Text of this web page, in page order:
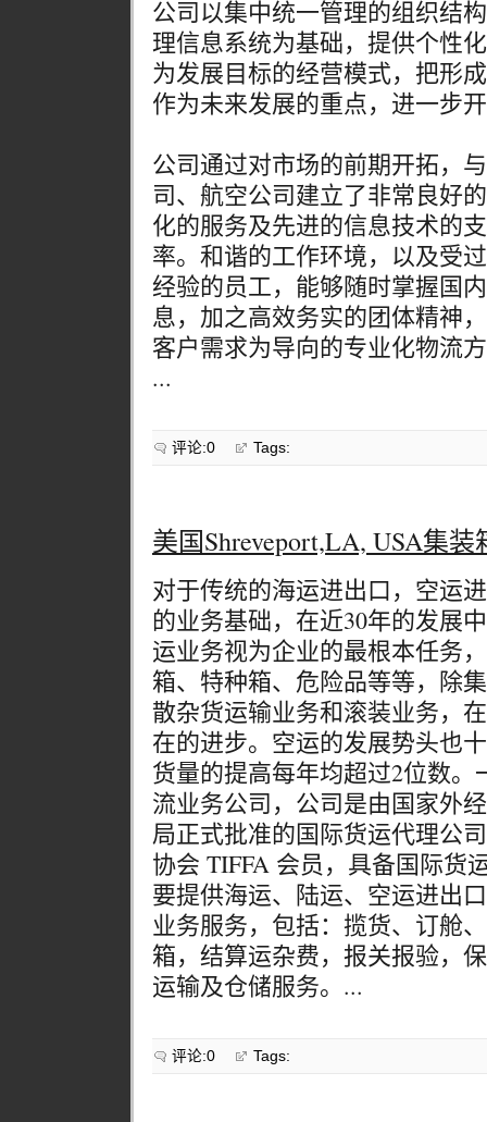
公司以集中统一管理的组织结
理信息系统为基础，提供个性
为发展目标的经营模式，把形
作为未来发展的重点，进一步
公司通过对市场的前期开拓，
司、航空公司建立了非常良好
化的服务及先进的信息技术的
率。和谐的工作环境，以及受
经验的员工，能够随时掌握国
息，加之高效务实的团体精神
客户需求为导向的专业化物流
...
评论:0 Tags:
美国Shreveport,LA, USA集装
对于传统的海运进出口，空运
的业务基础，在近30年的发展
运业务视为企业的最根本任务
箱、特种箱、危险品等等，除
散杂货运输业务和滚装业务，
在的进步。空运的发展势头也
货量的提高每年均超过2位数
流业务公司，公司是由国家外
局正式批准的国际货运代理公
协会 TIFFA 会员，具备国际货
要提供海运、陆运、空运进出
业务服务，包括：揽货、订舱
箱，结算运杂费，报关报验，
运输及仓储服务。...
评论:0 Tags: